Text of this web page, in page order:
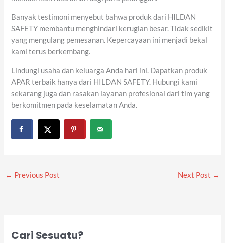
Banyak testimoni menyebut bahwa produk dari HILDAN
SAFETY membantu menghindari kerugian besar. Tidak sedikit
yang mengulang pemesanan. Kepercayaan ini menjadi bekal
kami terus berkembang.
Lindungi usaha dan keluarga Anda hari ini. Dapatkan produk
APAR terbaik hanya dari HILDAN SAFETY. Hubungi kami
sekarang juga dan rasakan layanan profesional dari tim yang
berkomitmen pada keselamatan Anda.
← Previous Post Next Post →
Cari Sesuatu?